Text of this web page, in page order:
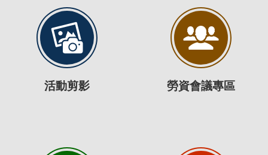
活動剪影 勞資會議專區